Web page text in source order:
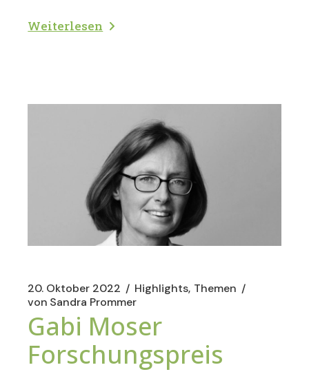
Weiterlesen
20. Oktober 2022 Highlights Themen
von Sandra Prommer
Gabi Moser
Forschungspreis